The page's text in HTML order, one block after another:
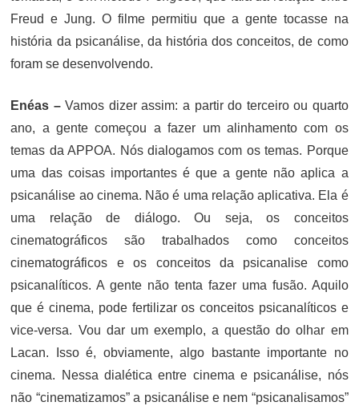
Freud e Jung. O filme permitiu que a gente tocasse na
história da psicanálise, da história dos conceitos, de como
foram se desenvolvendo.
Enéas –Vamos dizer assim: a partir do terceiro ou quarto
ano, a gente começou a fazer um alinhamento com os
temas da APPOA. Nós dialogamos com os temas. Porque
uma das coisas importantes é que a gente não aplica a
psicanálise ao cinema. Não é uma relação aplicativa. Ela é
uma relação de diálogo. Ou seja, os conceitos
cinematográficos são trabalhados como conceitos
cinematográficos e os conceitos da psicanalise como
psicanalíticos. A gente não tenta fazer uma fusão. Aquilo
que é cinema, pode fertilizar os conceitos psicanalíticos e
vice-versa. Vou dar um exemplo, a questão do olhar em
Lacan. Isso é, obviamente, algo bastante importante no
cinema. Nessa dialética entre cinema e psicanálise, nós
não “cinematizamos” a psicanálise e nem “psicanalisamos”